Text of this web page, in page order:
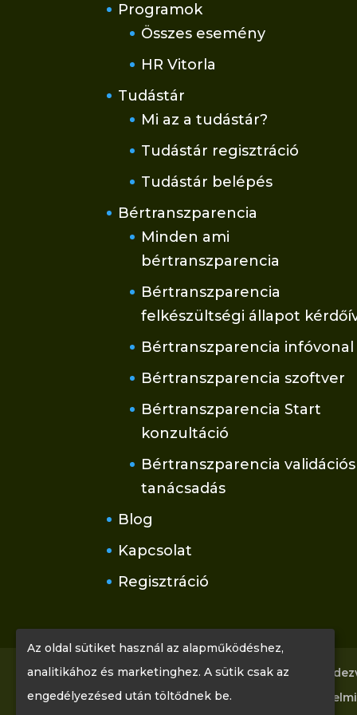
Programok
Összes esemény
HR Vitorla
Tudástár
Mi az a tudástár?
Tudástár regisztráció
Tudástár belépés
Bértranszparencia
Minden ami
bértranszparencia
Bértranszparencia
felkészültségi állapot
Bértranszparencia infóvonal
Bértranszparencia szoftver
Bértranszparencia Start
konzultáció
Bértranszparencia validációs
tanácsadás
Blog
Kapcsolat
Regisztráció
Főoldal Tudástár Rólunk
Kapcsolat
Regisztráció
Az oldal sütiket használ az alapműködéshez,
analitikához és marketinghez. A sütik csak az
engedélyezésed után töltődnek be.